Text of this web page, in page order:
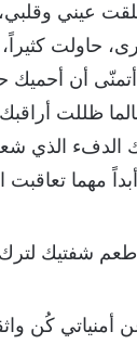
عيني
حاولت
أن أحميك
ظللت
الذي
مهما
شفتيك
أمنياتي كُن